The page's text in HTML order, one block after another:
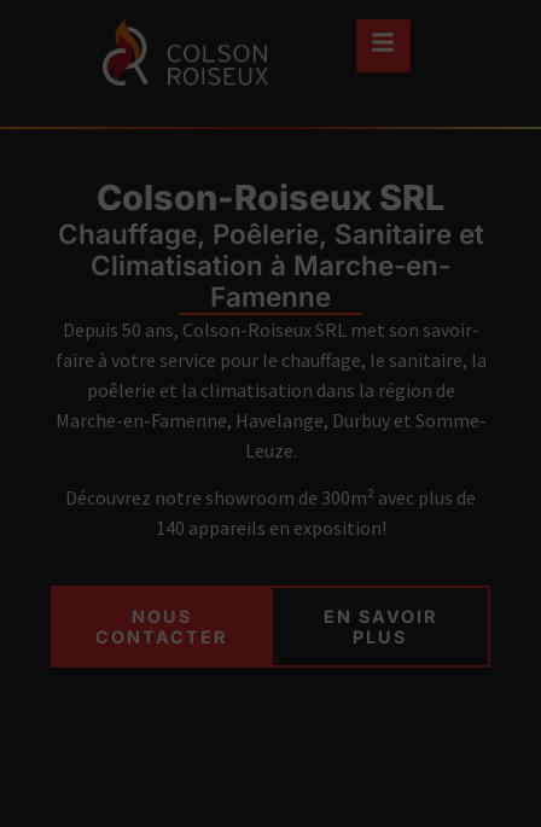
Colson-Roiseux SRL
Chauffage, Poêlerie, Sanitaire et
Climatisation à Marche-en-
Famenne
Depuis 50 ans, Colson-Roiseux SRL met son savoir-
faire à votre service pour le chauffage, le sanitaire, la
poêlerie et la climatisation dans la région de
Marche-en-Famenne, Havelange, Durbuy et Somme-
Leuze.
Découvrez notre showroom de 300m² avec plus de
140 appareils en exposition!
NOUS
CONTACTER
EN SAVOIR
PLUS